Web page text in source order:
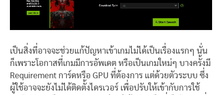
เป็นสิ่งที่อาจจะช่วยแก้ปัญหาเข้าเกมไม่ได้เป็นเรื่องแรกๆ นั่น
ก็เพราะโอกาสที่เกมมีการอัพเดต หรือเป็นเกมใหม่ๆ บางครั้งมี
Requirement การ์ดหรือ GPU ที่ต้องการ แต่ด้วยตัวระบบ ซึ่ง
ผู้ใช้อาจจะยังไม่ได้ติดตั้งไดรเวอร์ เพื่อปรับให้เข้ากับการใช้